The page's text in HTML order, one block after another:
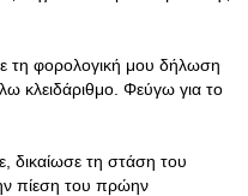
τη φορολογική μου δήλωση
κλειδάριθμο. Φεύγω για το
δικαίωσε τη στάση του
πίεση του πρώην